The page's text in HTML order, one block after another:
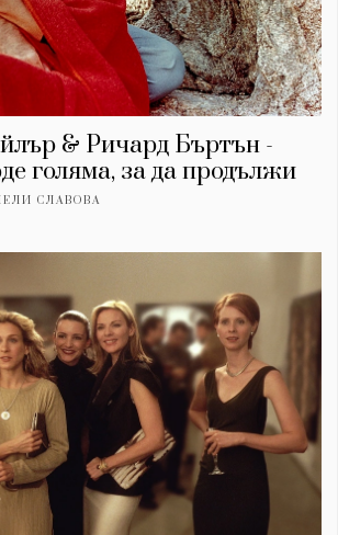
& Ричард Бъртън -
голяма, за да продължи
СЛАВОВА